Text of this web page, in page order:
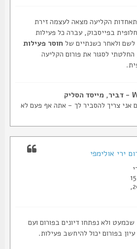
הקליעה מצאה לעצמה זירת
בפייסבוק, עברה כל פעילות
ולאחר כשנתיים שלחוסר פעילות
לסגור את פורום הקליעה
צריך להסביר לך - אתה אף פעם לא
ולא נפתחו דיונים בפורום ועם
בפורום יכול להיחשב פעילות.